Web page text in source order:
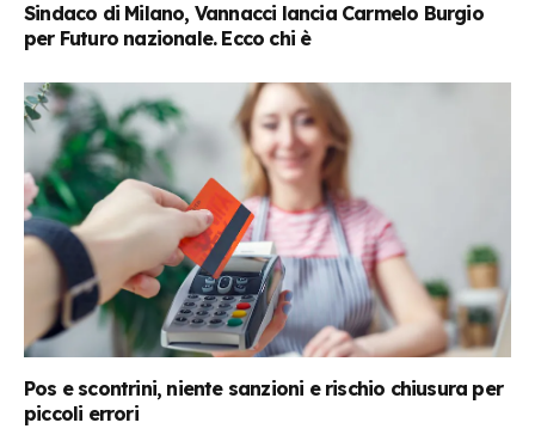
Sindaco di Milano, Vannacci lancia Carmelo Burgio
per Futuro nazionale. Ecco chi è
Pos e scontrini, niente sanzioni e rischio chiusura per
piccoli errori